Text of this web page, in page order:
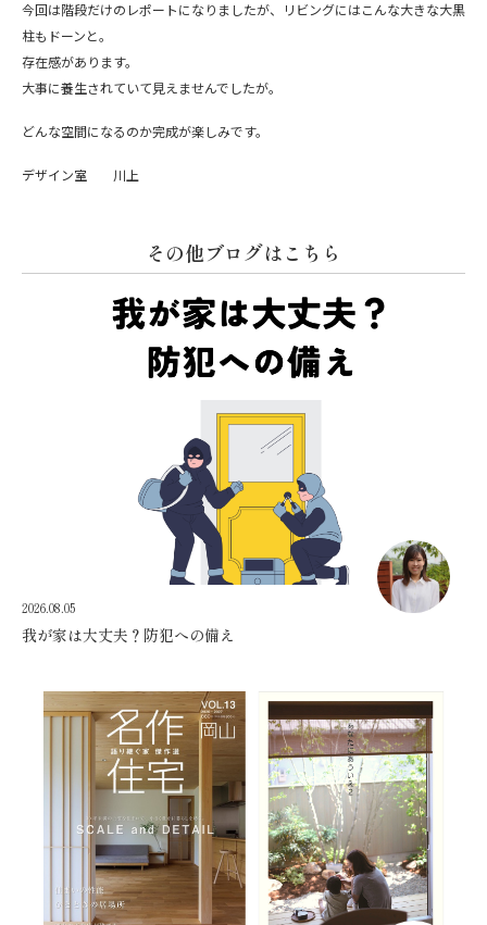
今回は階段だけのレポートになりましたが、リビングにはこんな大きな大黒
柱もドーンと。
存在感があります。
大事に養生されていて見えませんでしたが。
どんな空間になるのか完成が楽しみです。
デザイン室 川上
その他ブログはこちら
2026.08.05
我が家は大丈夫？防犯への備え